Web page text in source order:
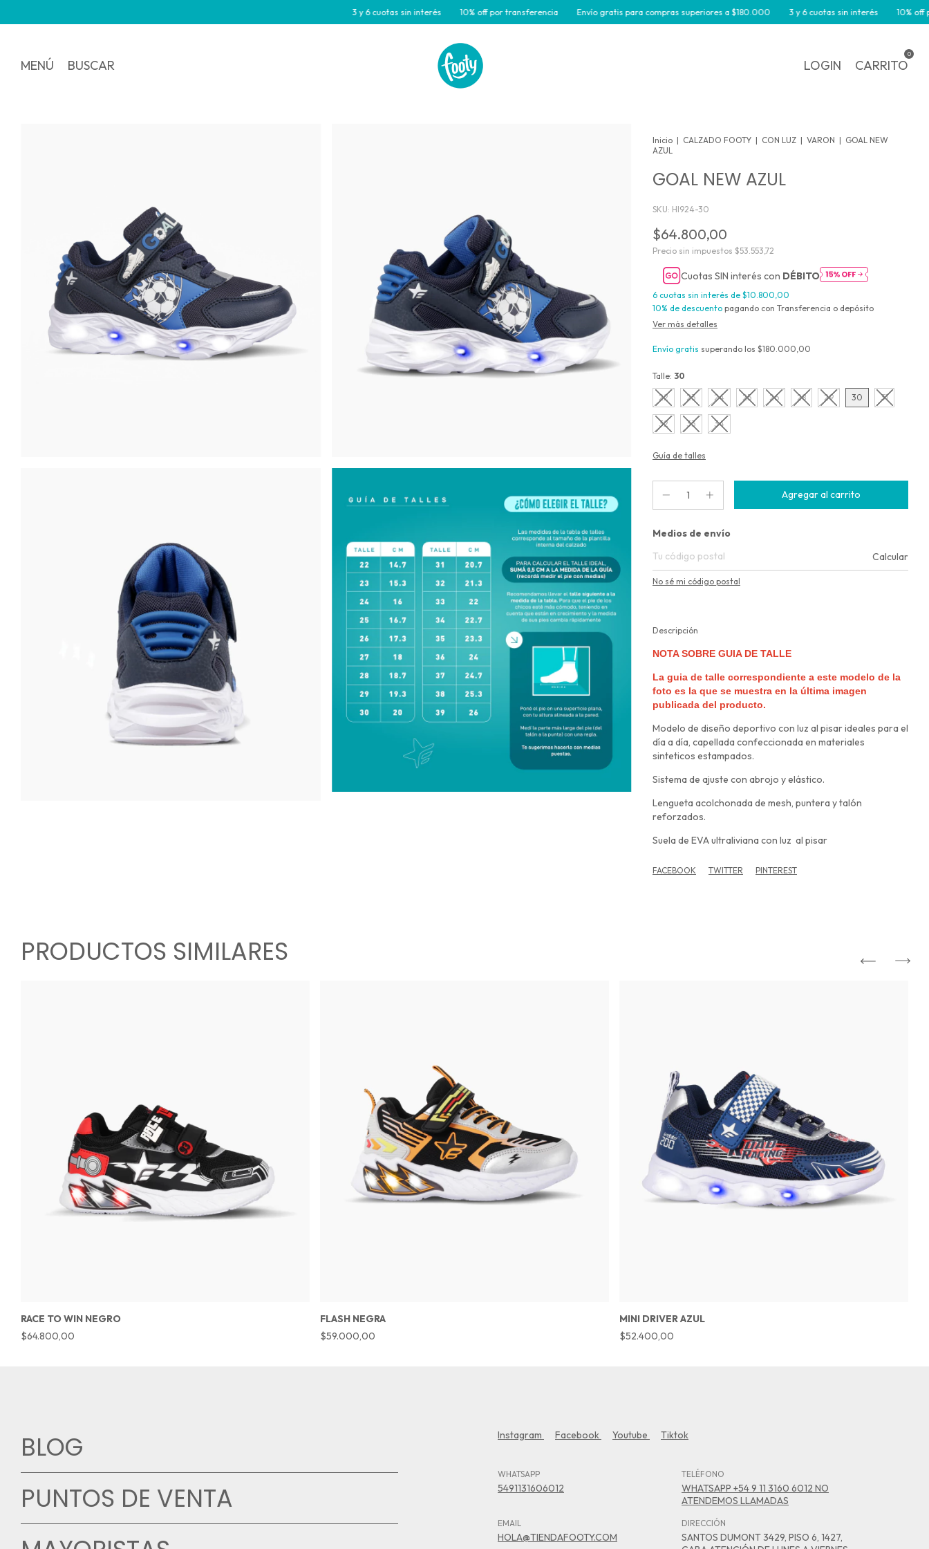
3 y 6 cuotas sin interés 10% off por transferencia Envío gratis para compras superiores a $180.000 3 y 6 cuotas sin interés 10% off por
MENÚ BUSCAR LOGIN CARRITO
0
Inicio | CALZADO FOOTY | CON LUZ | VARON | GOAL NEW
AZUL
GOAL NEW AZUL
SKU: HI924-30
$64.800,00
Precio sin impuestos $53.553,72
Cuotas SIN interés con DÉBITO
6 cuotas sin interés de $10.800,00
10% de descuento pagando con Transferencia o depósito
Ver más detalles
Envío gratis superando los $180.000,00
Talle: 30
22 23 24 25 26 28 29 30 31
32 33 34
Guía de talles
Entregas para el CP:
Medios de envío
Calcular
No sé mi código postal
Descripción
NOTA SOBRE GUIA DE TALLE
La guia de talle correspondiente a este modelo de la
foto es la que se muestra en la última imagen
publicada del producto.
Modelo de diseño deportivo con luz al pisar ideales para el
día a día, capellada confeccionada en materiales
sinteticos estampados.
Sistema de ajuste con abrojo y elástico.
Lengueta acolchonada de mesh, puntera y talón
reforzados.
Suela de EVA ultraliviana con luz al pisar
FACEBOOK TWITTER PINTEREST
PRODUCTOS SIMILARES
RACE TO WIN NEGRO
$64.800,00
FLASH NEGRA
$59.000,00
MINI DRIVER AZUL
$52.400,00
BLOG
PUNTOS DE VENTA
Instagram Facebook Youtube Tiktok
WHATSAPP
5491131606012
TELÉFONO
WHATSAPP +54 9 11 3160 6012 NO
ATENDEMOS LLAMADAS
EMAIL
HOLA@TIENDAFOOTY.COM
DIRECCIÓN
SANTOS DUMONT 3429, PISO 6, 1427,